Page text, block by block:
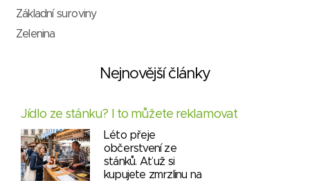
Základní suroviny
Zelenina
Nejnovější články
Jídlo ze stánku? I to můžete reklamovat
Léto přeje
občerstvení ze
stánků. Ať už si
kupujete zmrzlinu na